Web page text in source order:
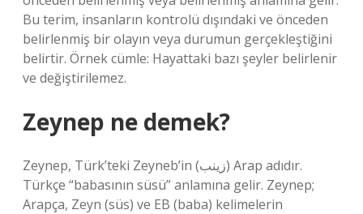
Bu terim, insanların kontrolü dışındaki ve önceden
belirlenmiş bir olayın veya durumun gerçekleştiğini
belirtir. Örnek cümle: Hayattaki bazı şeyler belirlenir
ve değiştirilemez.
Zeynep ne demek?
Zeynep, Türk’teki Zeyneb’in (زينب) Arap adıdır.
Türkçe “babasının süsü” anlamına gelir. Zeynep;
Arapça, Zeyn (süs) ve EB (baba) kelimelerin